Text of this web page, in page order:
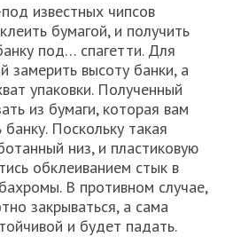
известных чипсов
бумагой, и получить
под… спагетти. Для
замерить высоту банки, а
упаковки. Полученный
из бумаги, которая вам
Поскольку такая
низ, и пластиковую
обклеиванием стык в
В противном случае,
закрываться, а сама
и будет падать.